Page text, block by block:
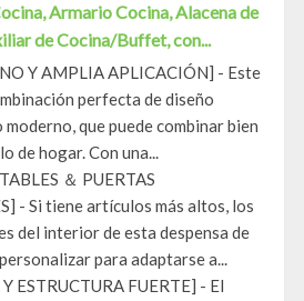
Armario Cocina, Alacena de
de Cocina/Buffet, con...
Y AMPLIA APLICACIÓN] - Este
perfecta de diseño
que puede combinar bien
de hogar. Con una...
＆ PUERTAS
- Si tiene artículos más altos, los
del interior de esta despensa de
para adaptarse a...
ESTRUCTURA FUERTE] - El